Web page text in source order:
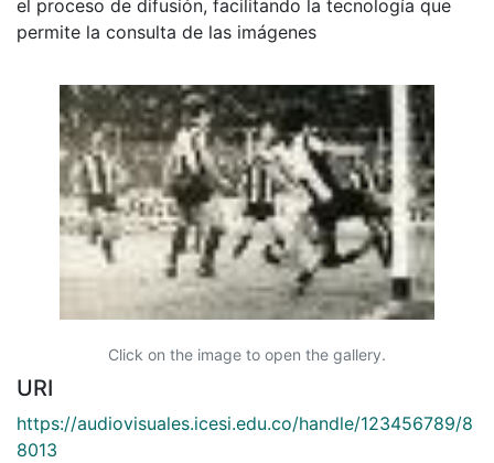
el proceso de difusión, facilitando la tecnología que
permite la consulta de las imágenes
Click on the image to open the gallery.
URI
https://audiovisuales.icesi.edu.co/handle/123456789/8
8013